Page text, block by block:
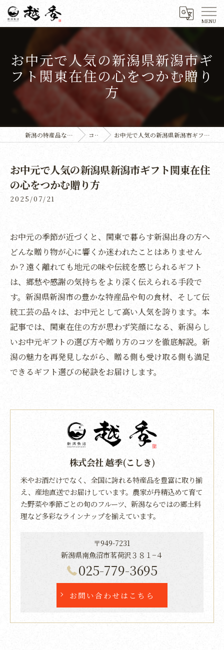
お中元で人気の新潟県新潟市ギ
フト関東在住の心をつかむ贈り
方
新潟の特産品なら株式会社越季 コラム お中元で人気の新潟県新潟市ギフト関東在住の心をつかむ贈り方
お中元で人気の新潟県新潟市ギフト関東在住
の心をつかむ贈り方
2025/07/21
お中元の季節が近づくと、関東で暮らす新潟出身の方へ
どんな贈り物が心に響くか迷われたことはありません
か？遠く離れても地元の味や伝統を感じられるギフト
は、郷愁や感謝の気持ちをより深く伝えられる手段で
す。新潟県新潟市の豊かな特産品や旬の食材、そして伝
統工芸の品々は、お中元として高い人気を誇ります。本
記事では、関東在住の方が思わず笑顔になる、新潟らし
いお中元ギフトの選び方や贈り方のコツを徹底解説。新
潟の魅力を再発見しながら、贈る側も受け取る側も満足
できるギフト選びの秘訣をお届けします。
株式会社 越季(こしき)
米やお酒だけでなく、全国に誇れる特産品を豊富に取り揃
え、産地直送でお届けしています。農家が丹精込めて育て
た野菜や季節ごとの旬のフルーツ、新潟ならではの郷土料
理など多彩なラインナップを揃えています。
〒949-7231
新潟県南魚沼市茗荷沢３８１−４
025-779-3695
お問い合わせはこちら